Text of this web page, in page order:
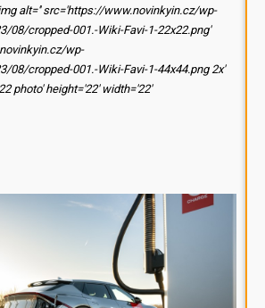
alt='' src='https://www.novinkyin.cz/wp-
08/cropped-001.-Wiki-Favi-1-22x22.png'
wp-
08/cropped-001.-Wiki-Favi-1-44x44.png 2x'
photo' height='22' width='22'